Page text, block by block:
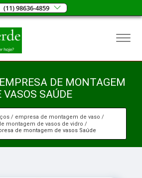
(11) 98636-4859
DE MONTAGEM
VASOS SAÚDE
empresa de montagem de vaso
montagem de vasos de vidro
de montagem de vasos Saúde